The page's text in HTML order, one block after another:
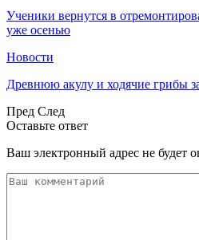
Ученики вернутся в
уже осенью
Новости
Древнюю акулу и ходячие грибы
Пред След
Оставьте ответ
Ваш электронный адрес не будет